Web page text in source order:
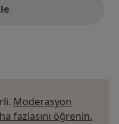
Moderasyon
fazlasını öğrenin.